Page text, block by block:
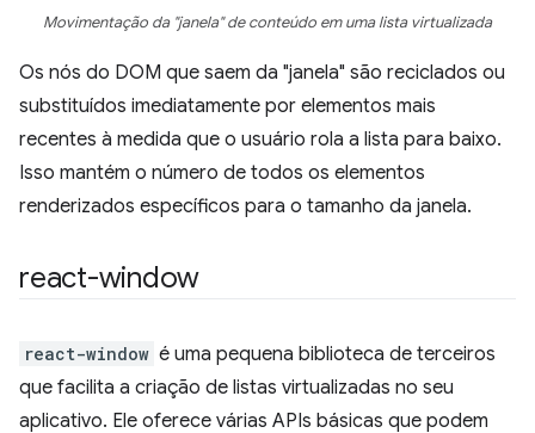
Movimentação da "janela" de conteúdo em uma lista virtualizada
Os nós do DOM que saem da "janela" são reciclados ou
substituídos imediatamente por elementos mais
recentes à medida que o usuário rola a lista para baixo.
Isso mantém o número de todos os elementos
renderizados específicos para o tamanho da janela.
react-window
react-window é uma pequena biblioteca de terceiros
que facilita a criação de listas virtualizadas no seu
aplicativo. Ele oferece várias APIs básicas que podem